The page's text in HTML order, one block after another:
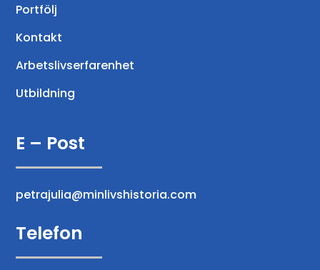
Portfölj
Kontakt
Arbetslivserfarenhet
Utbildning
E – Post
petrajulia@minlivshistoria.com
Telefon